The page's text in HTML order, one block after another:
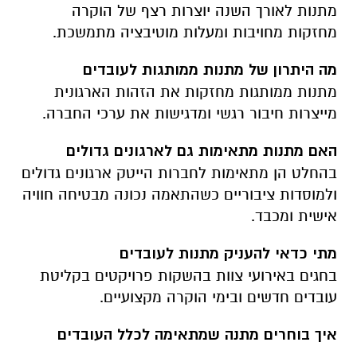
מתנות לאורך השנה יוצרות רצף של הוקרה
מחזקות מחויבות ומעלות מוטיבציה מתמשכת.
מה היתרון של מתנות ממותגות לעובדים
מתנות ממותגות מחזקות את הזהות הארגונית
מייצרות חיבור רגשי ומדגישות את ערכי החברה.
האם מתנות מתאימות גם לארגונים גדולים
בהחלט הן מתאימות לחברות הייטק ארגונים גדולים
ולמוסדות ציבוריים כשהתאמה נכונה מבטיחה חוויה
אישית ומכבד.
מתי כדאי להעניק מתנות לעובדים
בחגים באירועי צוות בהשקות פרויקטים בקליטת
עובדים חדשים ובימי הוקרה מקצועיים.
איך בוחרים מתנה שמתאימה לכלל העובדים